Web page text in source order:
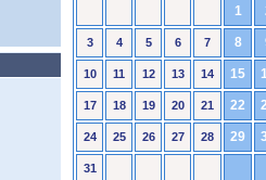
1
3 4 5 6 7 8
10 11 12 13 14 15
17 18 19 20 21 22
24 25 26 27 28 29
31